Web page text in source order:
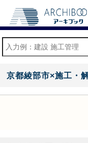
京都綾部市×施工・